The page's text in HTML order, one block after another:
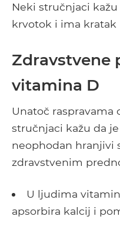
Neki stručnjaci
krvotok i ima kratak
Zdravstvene
vitamina D
Unatoč raspravama
stručnjaci kažu da
neophodan hranjivi
zdravstvenim
U ljudima
apsorbira kalcij i